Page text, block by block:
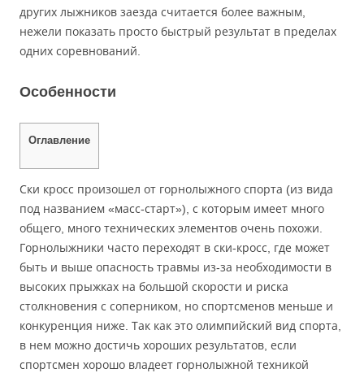
других лыжников заезда считается более важным,
нежели показать просто быстрый результат в пределах
одних соревнований.
Особенности
Оглавление
Ски кросс произошел от горнолыжного спорта (из вида
под названием «масс-старт»), с которым имеет много
общего, много технических элементов очень похожи.
Горнолыжники часто переходят в ски-кросс, где может
быть и выше опасность травмы из-за необходимости в
высоких прыжках на большой скорости и риска
столкновения с соперником, но спортсменов меньше и
конкуренция ниже. Так как это олимпийский вид спорта,
в нем можно достичь хороших результатов, если
спортсмен хорошо владеет горнолыжной техникой